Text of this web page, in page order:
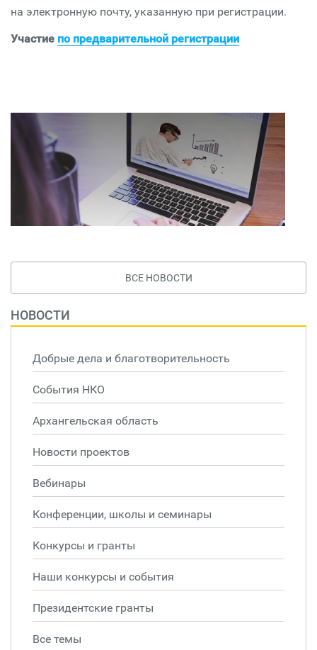
на электронную почту, указанную при регистрации.
Участие по предварительной регистрации
ВСЕ НОВОСТИ
НОВОСТИ
Добрые дела и благотворительность
События НКО
Архангельская область
Новости проектов
Вебинары
Конференции, школы и семинары
Конкурсы и гранты
Наши конкурсы и события
Президентские гранты
Все темы